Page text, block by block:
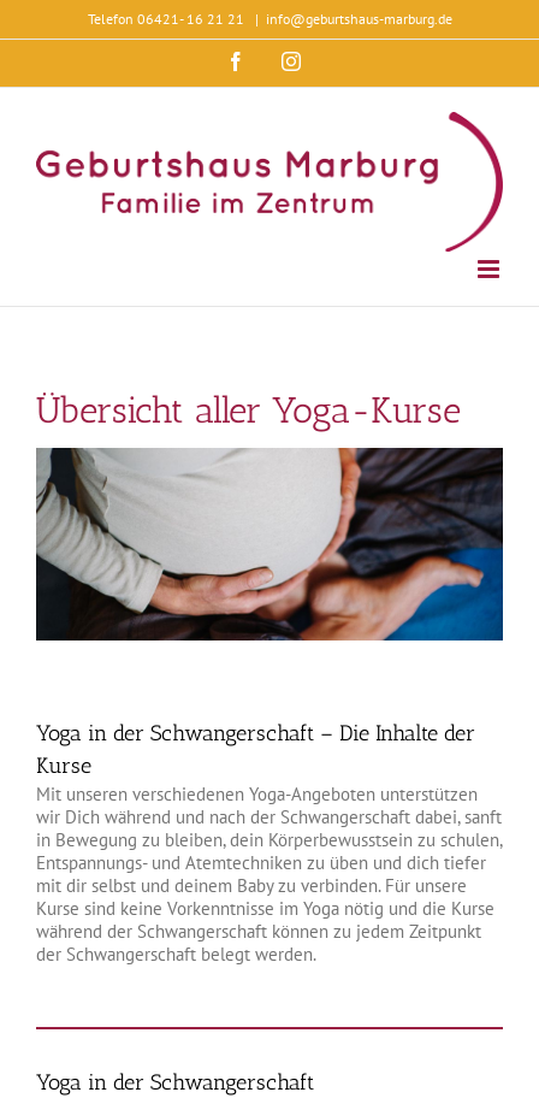
Inhalt
Telefon 06421- 16 21 21 | info@geburtshaus-marburg.de
FacebookInstagram
Übersicht aller Yoga-Kurse
Yoga in der Schwangerschaft – Die Inhalte der
Kurse
Mit unseren verschiedenen Yoga-Angeboten unterstützen
wir Dich während und nach der Schwangerschaft dabei, sanft
in Bewegung zu bleiben, dein Körperbewusstsein zu schulen,
Entspannungs- und Atemtechniken zu üben und dich tiefer
mit dir selbst und deinem Baby zu verbinden. Für unsere
Kurse sind keine Vorkenntnisse im Yoga nötig und die Kurse
während der Schwangerschaft können zu jedem Zeitpunkt
der Schwangerschaft belegt werden.
Yoga in der Schwangerschaft